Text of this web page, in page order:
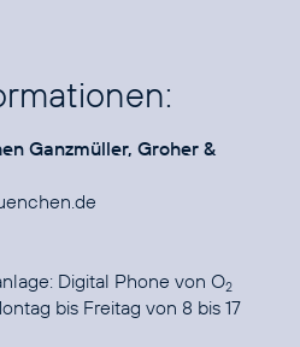
Ganzmüller, Groher &
Digital Phone von O2
bis Freitag von 8 bis 17